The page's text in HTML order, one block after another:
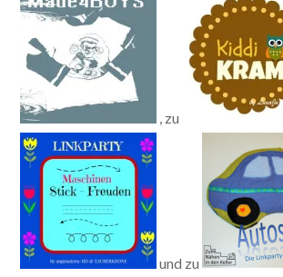
, zu
und zu